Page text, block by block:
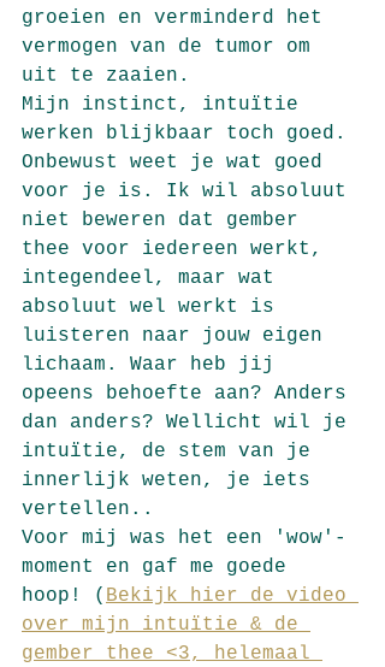
groeien en verminderd het
vermogen van de tumor om
uit te zaaien.
Mijn instinct, intuïtie
werken blijkbaar toch goed.
Onbewust weet je wat goed
voor je is. Ik wil absoluut
niet beweren dat gember
thee voor iedereen werkt,
integendeel, maar wat
absoluut wel werkt is
luisteren naar jouw eigen
lichaam. Waar heb jij
opeens behoefte aan? Anders
dan anders? Wellicht wil je
intuïtie, de stem van je
innerlijk weten, je iets
vertellen..
Voor mij was het een 'wow'-
moment en gaf me goede
hoop! ( Bekijk hier de video
over mijn intuïtie & de
gember thee <3, helemaal